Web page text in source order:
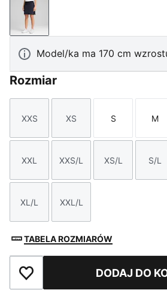
Deep Navy
Model/ka ma 170 cm
Rozmiar
Rozmiar
XXS
Rozmiar
XS
Rozmiar
S M
Rozmiar
XXL
Rozmiar
XXS/L
Rozmiar
XS/L S/L
Rozmiar
XL/L
Rozmiar
XXL/L
TABELA ROZMIARÓW
Dodaj do ulubionychDODAJ DO